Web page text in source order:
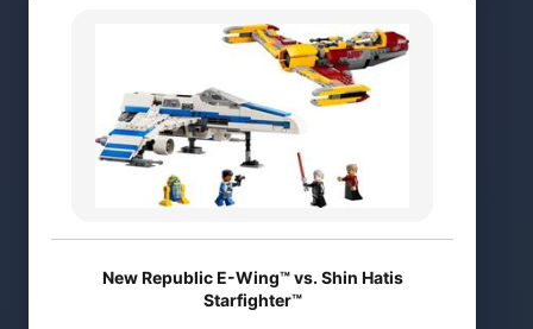
New Republic E-Wing™ vs. Shin Hatis
Starfighter™